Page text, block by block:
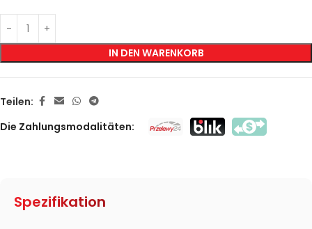
IN DEN WARENKORB
Teilen:
Die Zahlungsmodalitäten:
Spezifikation